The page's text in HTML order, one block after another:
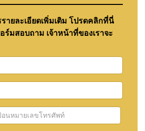
ายละเอียดเพิ่มเติม โปรดคลิกที่นี่
ร์มสอบถาม เจ้าหน้าที่ของเราจะ